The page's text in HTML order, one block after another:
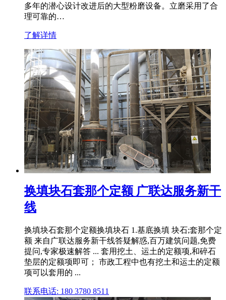
多年的潜心设计改进后的大型粉磨设备。立磨采用了合
理可靠的…
了解详情
换填块石套那个定额 广联达服务新干
线
换填块石套那个定额换填块石 1.基底换填 块石;套那个定
额 来自广联达服务新干线答疑解惑,百万建筑问题,免费
提问,专家极速解答 ... 套用挖土、运土的定额项,和碎石
垫层的定额项即可； 市政工程中也有挖土和运土的定额
项可以套用的 ...
联系电话: 180 3780 8511